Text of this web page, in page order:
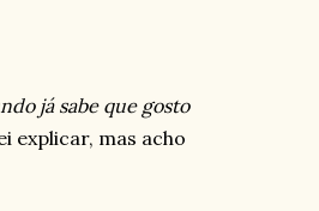
já sabe que gosto
explicar, mas acho